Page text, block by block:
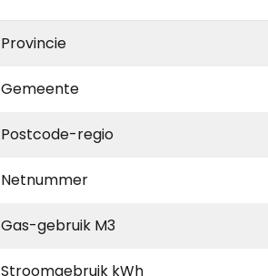
Provincie
Gemeente
Postcode-regio
Netnummer
Gas-gebruik M3
Stroomgebruik kWh